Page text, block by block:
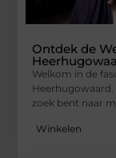
Ontdek de
Welkom in de
zoek bent naar
Winkelen